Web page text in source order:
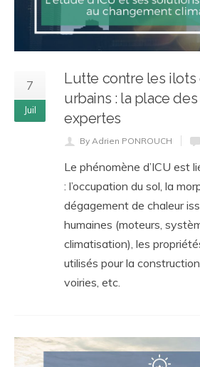
7
Juil
Lutte contre les ilots
urbains : la place
expertes
By Adrien PONROUCH
Le phénomène d’ICU est
: l’occupation du sol, la
dégagement de chaleur
humaines (moteurs,
climatisation), les
utilisés pour la
voiries, etc.